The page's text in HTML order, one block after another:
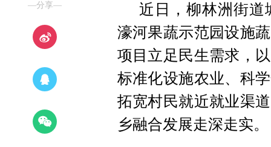
—分享—
近日，柳林洲街
濠河果蔬示范园设施
项目立足民生需求，
标准化设施农业、科
拓宽村民就近就业渠
乡融合发展走深走实。